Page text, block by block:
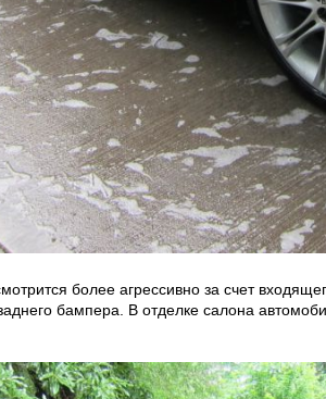
более агрессивно за счет
бампера. В отделке салона